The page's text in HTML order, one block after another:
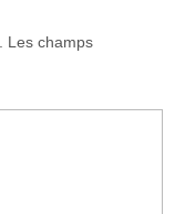
Les champs